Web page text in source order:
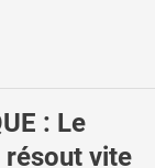
: Le
vite